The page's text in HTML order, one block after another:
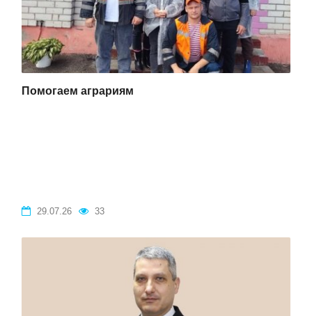
Помогаем аграриям
29.07.26 33